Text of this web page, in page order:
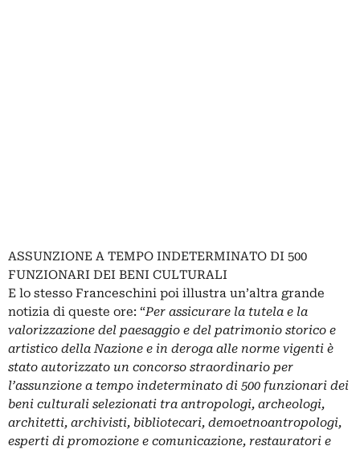
ASSUNZIONE A TEMPO INDETERMINATO DI 500
FUNZIONARI DEI BENI CULTURALI
E lo stesso Franceschini poi illustra un’altra grande
notizia di queste ore: “Per assicurare la tutela e la
valorizzazione del paesaggio e del patrimonio storico e
artistico della Nazione e in deroga alle norme vigenti è
stato autorizzato un concorso straordinario per
l’assunzione a tempo indeterminato di 500 funzionari dei
beni culturali selezionati tra antropologi, archeologi,
architetti, archivisti, bibliotecari, demoetnoantropologi,
esperti di promozione e comunicazione, restauratori e